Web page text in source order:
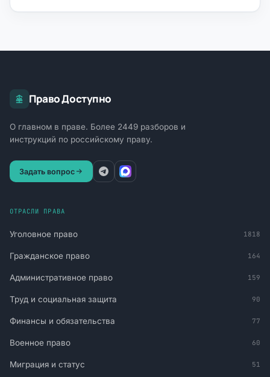
Право Доступно
О главном в праве. Более 2449 разборов и
инструкций по российскому праву.
Задать вопрос
ОТРАСЛИ ПРАВА
Уголовное право 1818
Гражданское право 164
Административное право 159
Труд и социальная защита 90
Финансы и обязательства 77
Военное право 60
Миграция и статус 51